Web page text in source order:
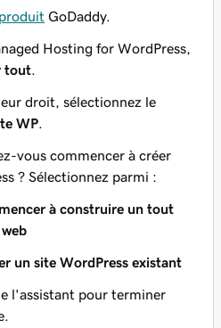
produit GoDaddy.
Hosting for WordPress,
tout
droit, sélectionnez le
WP
vous commencer à créer
? Sélectionnez parmi :
à construire un tout
un site WordPress existant
l'assistant pour terminer